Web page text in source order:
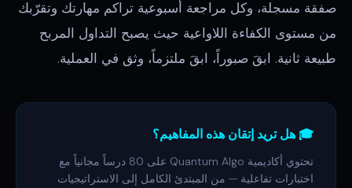
صفقة مسجلة، وكل مراجعة أسبوعية تراكم مهارتك وتقرّبك
من مستوى الكفاءة اللاواعية حيث يصبح التداول المربح
طبيعة ثانية. ابقَ صبوراً، ابقَ ملتزماً، وثق في العملية.
🎓 هل تريد إتقان هذه المفاهيم؟
تحتوي أكاديمية Quantum Algo على 80 درساً مجانياً مع
اختبارات تفاعلية — من المبتدئ الكامل إلى الاستراتيجيات